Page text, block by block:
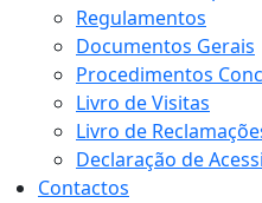
Regulamentos
Documentos Gerais
Procedimentos
Livro de Visitas
Livro de
Declaração de
Contactos